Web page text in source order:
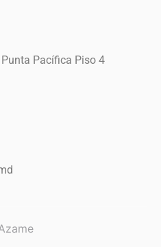
Pacífica Piso 4